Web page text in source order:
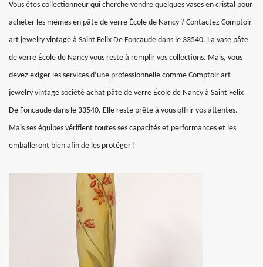
Vous êtes collectionneur qui cherche vendre quelques vases en cristal pour
acheter les mêmes en pâte de verre École de Nancy ? Contactez Comptoir
art jewelry vintage à Saint Felix De Foncaude dans le 33540. La vase pâte
de verre École de Nancy vous reste à remplir vos collections. Mais, vous
devez exiger les services d’une professionnelle comme Comptoir art
jewelry vintage société achat pâte de verre École de Nancy à Saint Felix
De Foncaude dans le 33540. Elle reste prête à vous offrir vos attentes.
Mais ses équipes vérifient toutes ses capacités et performances et les
emballeront bien afin de les protéger !